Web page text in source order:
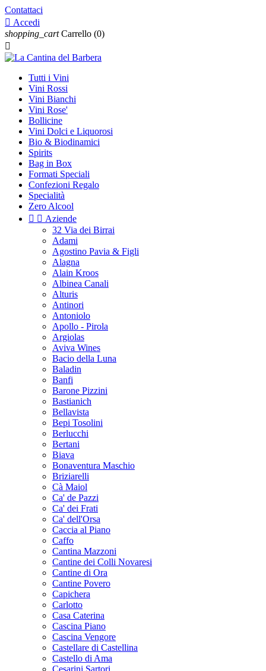
Contattaci
 Accedi
shopping_cart Carrello (0)

Tutti i Vini
Vini Rossi
Vini Bianchi
Vini Rose'
Bollicine
Vini Dolci e Liquorosi
Bio & Biodinamici
Spirits
Bag in Box
Formati Speciali
Confezioni Regalo
Specialità
Zero Alcool
  Aziende
32 Via dei Birrai
Adami
Agostino Pavia & Figli
Alagna
Alain Kroos
Albinea Canali
Alturis
Antinori
Antoniolo
Apollo - Pirola
Argiolas
Aviva Wines
Bacio della Luna
Baladin
Banfi
Barone Pizzini
Bastianich
Bellavista
Bepi Tosolini
Berlucchi
Bertani
Biava
Bonaventura Maschio
Briziarelli
Cà Maiol
Ca' de Pazzi
Ca' dei Frati
Ca' dell'Orsa
Caccia al Piano
Caffo
Cantina Mazzoni
Cantine dei Colli Novaresi
Cantine di Ora
Cantine Povero
Capichera
Carlotto
Casa Caterina
Cascina Piano
Cascina Vengore
Castellare di Castellina
Castello di Ama
Cesarini Sartori